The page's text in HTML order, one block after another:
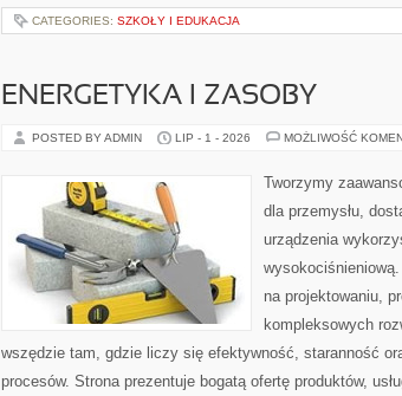
CATEGORIES: SZKOŁY I EDUKACJA
ENERGETYKA I ZASOBY
POSTED BY ADMIN LIP - 1 - 2026 MOŻLIWOŚĆ
Tworzymy
dla przemysłu,
urządzenia
na projektowaniu,
kompleksowych
wszędzie tam, gdzie liczy się efektywność, staranność
procesów. Strona prezentuje bogatą ofertę produktów,